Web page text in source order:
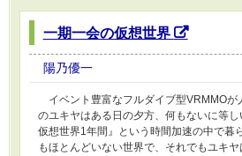
一期一会の仮想世界
陽乃優一
イベント豊富なフルダイブ型VRMMOが
のユキヤはある日の夕方、何もないに等
仮想世界1年間』という時間加速の中で暮
もほとんどいない世界で、それでもユキ